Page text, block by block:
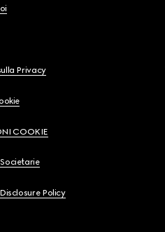
Privacy
COOKIE
Policy